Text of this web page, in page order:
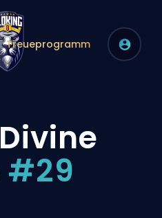
Treueprogramm
Divine
#29